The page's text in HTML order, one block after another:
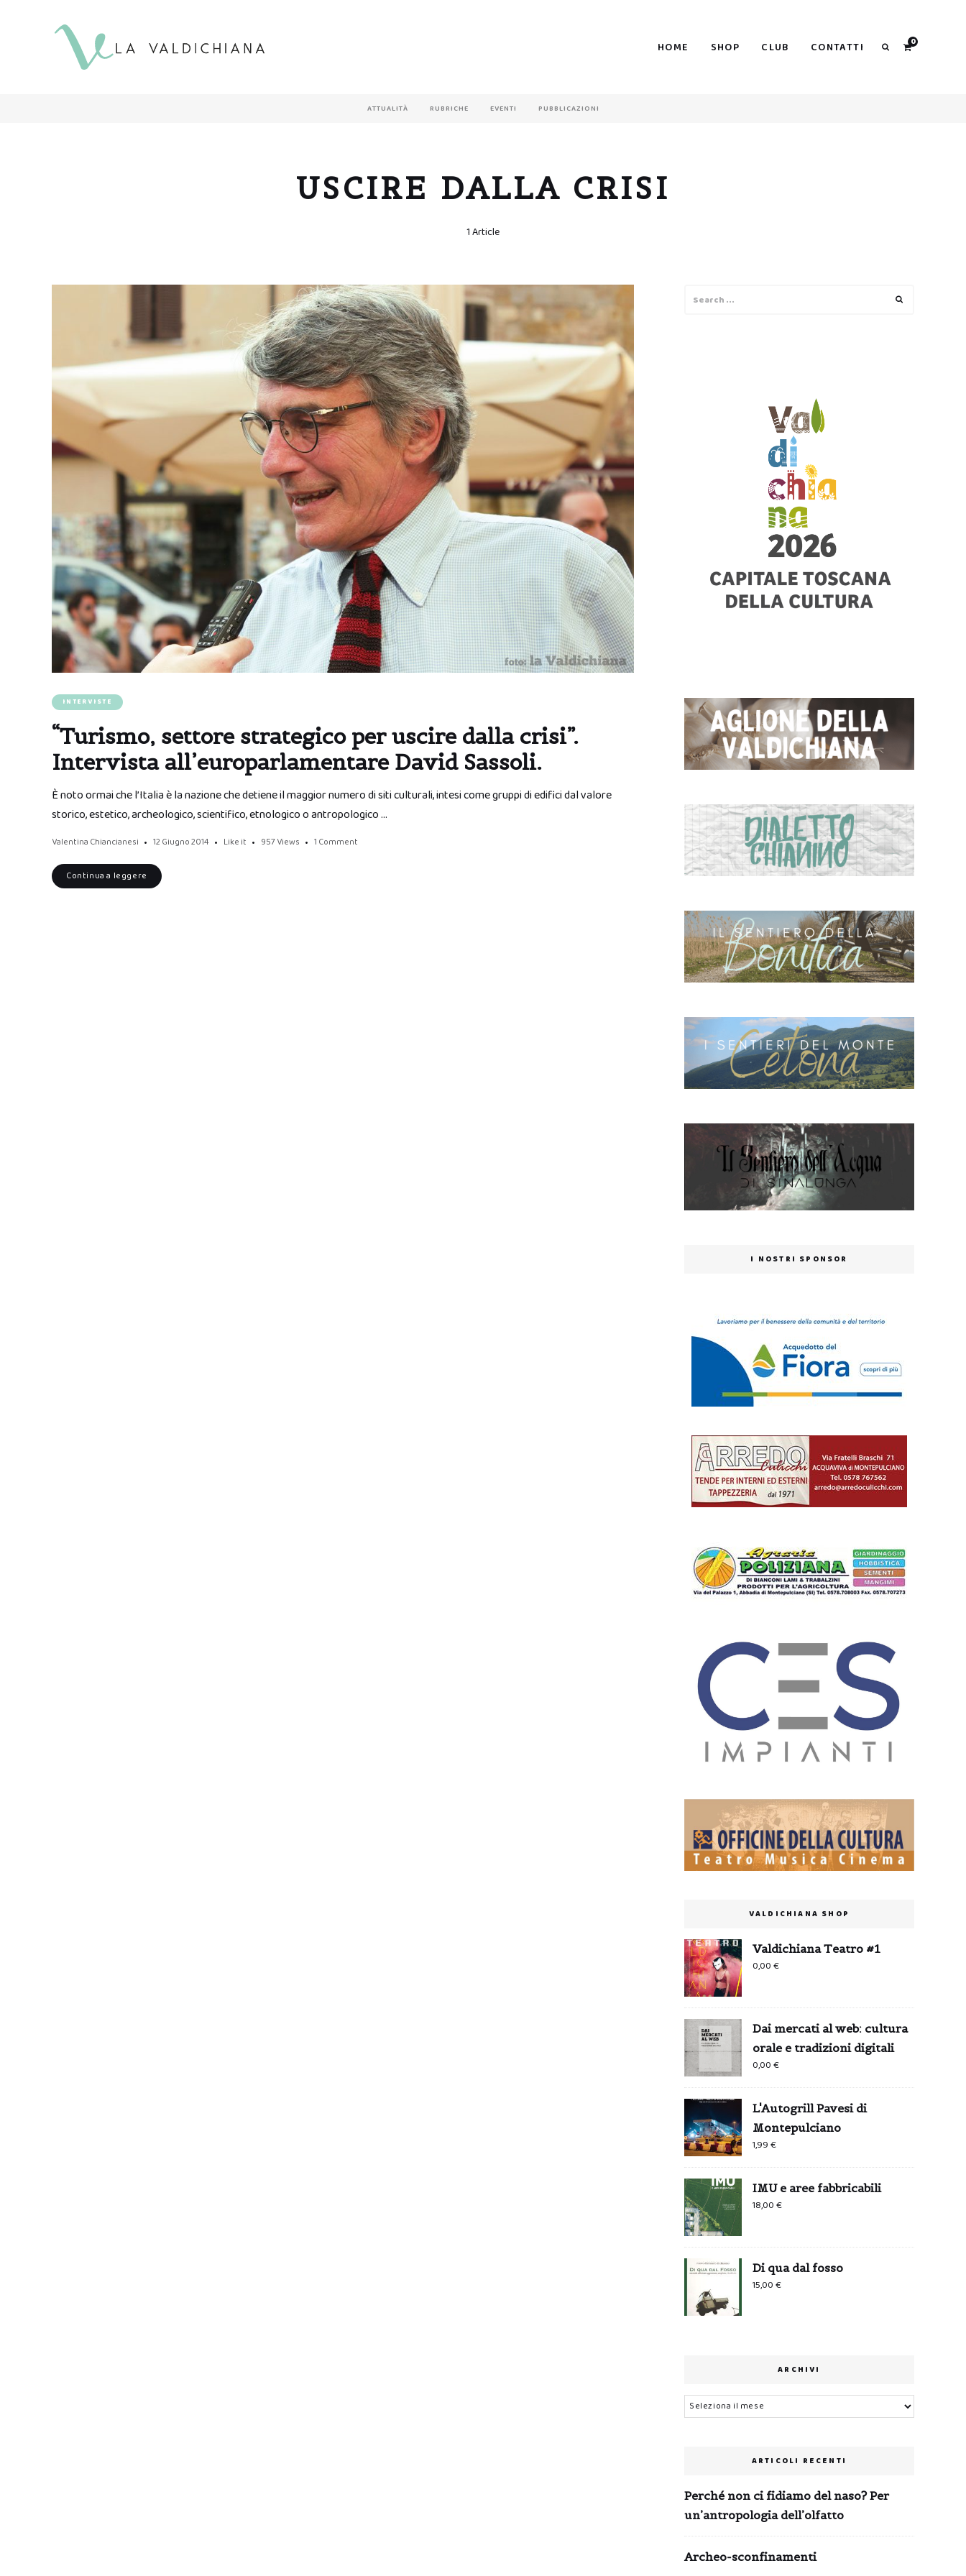
HOME SHOP CLUB CONTATTI 0
ATTUALITÀ RUBRICHE EVENTI PUBBLICAZIONI
USCIRE DALLA CRISI
1 Article
INTERVISTE
“Turismo, settore strategico per uscire dalla crisi”.
Intervista all’europarlamentare David Sassoli.
È noto ormai che l’Italia è la nazione che detiene il maggior numero di siti culturali, intesi come gruppi di edifici dal valore
storico, estetico, archeologico, scientifico, etnologico o antropologico …
Valentina Chiancianesi 12 Giugno 2014 Like it 957Views 1 Comment
Continua a leggere
for:
I NOSTRI SPONSOR
VALDICHIANA SHOP
Valdichiana Teatro #1
0,00€
Dai mercati al web: cultura
orale e tradizioni digitali
0,00€
L'Autogrill Pavesi di
Montepulciano
1,99€
IMU e aree fabbricabili
18,00€
Di qua dal fosso
15,00€
ARCHIVI
Archivi
ARTICOLI RECENTI
Perché non ci fidiamo del naso? Per
un’antropologia dell’olfatto
Archeo-sconfinamenti